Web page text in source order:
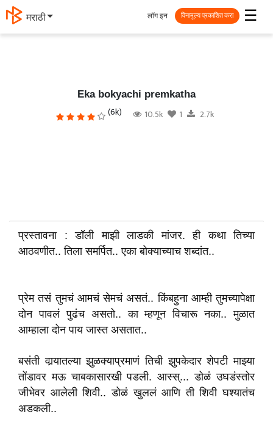
मराठी ☰
लॉग इन विनामूल्य प्रकाशित करा
Eka bokyachi premkatha
(6k) 10.5k 1 2.7k
प्रस्तावना : डॉली माझी लाडकी मांजर. ही कथा तिच्या
आठवणीत.. तिला समर्पित.. एका बोक्याच्याच शब्दांत..
प्रेम तसं तुमचं आमचं सेमचं असतं.. किंबहुना आम्ही तुमच्यापेक्षा
दोन पावलं पुढंच असतो.. का म्हणून विचारू नका.. मुळात
आम्हाला दोन पाय जास्त असतात..
बसंती वार्‍यातल्या झुळक्याप्रमाणं तिची झुपकेदार शेपटी माझ्या
तोंडावर मऊ चाबकासारखी पडली. आस्स्... डोळं उघडंस्तोर
जीभेवर आलेली शिवी.. डोळं खुललं आणि ती शिवी घश्यातंच
अडकली..